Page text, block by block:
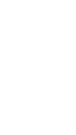
1,5 W, 12V,